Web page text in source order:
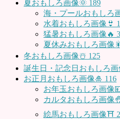
夏おもしろ画像🌞 189
海・プールおもしろ
水着おもしろ画像👙
猛暑おもしろ画像🔥
夏休みおもしろ画像🎇
冬おもしろ画像☃️ 125
誕生日・記念日おもしろ画
お正月おもしろ画像🎍 116
お年玉おもしろ画像
カルタおもしろ画像
絵馬おもしろ画像⛩